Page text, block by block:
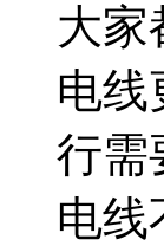
大家
电线
行需
电线